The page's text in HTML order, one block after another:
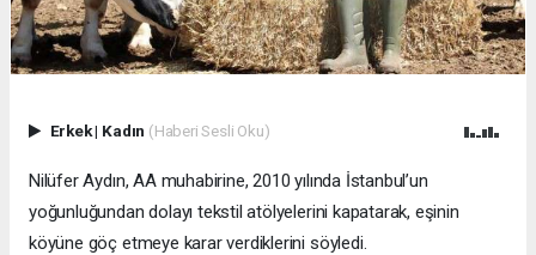
Erkek| Kadın (Haberi Sesli Oku)
Nilüfer Aydın, AA muhabirine, 2010 yılında İstanbul’un
yoğunluğundan dolayı tekstil atölyelerini kapatarak, eşinin
köyüne göç etmeye karar verdiklerini söyledi.